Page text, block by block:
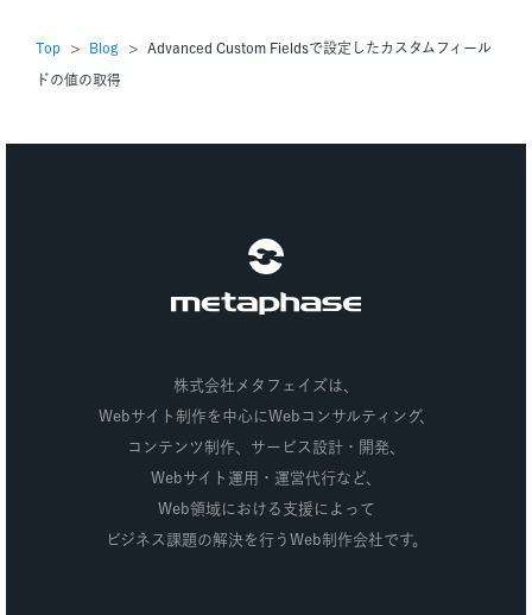
Top Blog Advanced Custom Fieldsで設定したカスタムフィール
ドの値の取得
株式会社メタフェイズ
株式会社メタフェイズは、
Webサイト制作を中心にWebコンサルティング、
コンテンツ制作、 サービス設計・開発、
Webサイト運用・運営代行など、
Web領域における支援によって
ビジネス課題の解決を行うWeb制作会社です。